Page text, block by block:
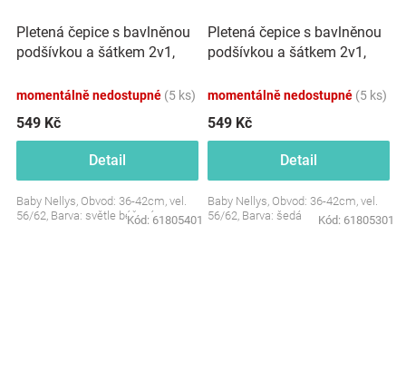
Pletená čepice s bavlněnou
podšívkou a šátkem 2v1,
béžová
momentálně nedostupné (5 ks)
549 Kč
Detail
Baby Nellys, Obvod: 36-42cm, vel.
56/62, Barva: světle béžová
Kód: 61805401
Pletená čepice s bavlněnou
podšívkou a šátkem 2v1,
momentálně nedostupné (5 ks)
549 Kč
Detail
Baby Nellys, Obvod: 36-42cm, vel.
56/62, Barva: šedá
Kód: 61805301